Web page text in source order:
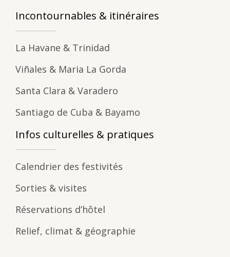
Incontournables & itinéraires
La Havane & Trinidad
Viñales & Maria La Gorda
Santa Clara & Varadero
Santiago de Cuba & Bayamo
Infos culturelles & pratiques
Calendrier des festivités
Sorties & visites
Réservations d’hôtel
Relief, climat & géographie